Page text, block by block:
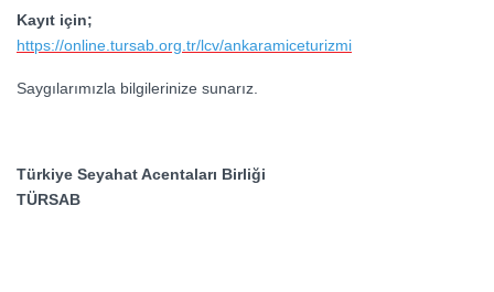
Kayıt için;
https://online.tursab.org.tr/lcv/ankaramiceturizmi
Saygılarımızla bilgilerinize sunarız.
Türkiye Seyahat Acentaları Birliği
TÜRSAB